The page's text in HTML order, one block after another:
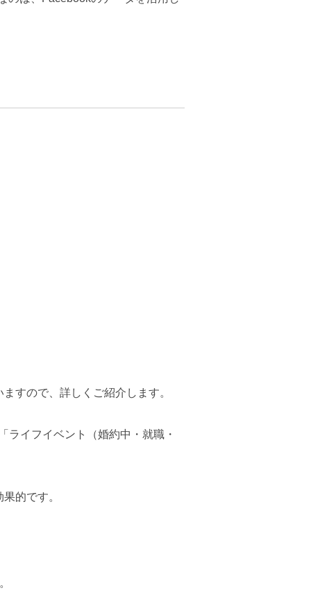
すので、詳しくご紹介します。
ライフイベント（婚約中・就職・
的です。